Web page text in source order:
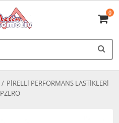
0
PİRELLİ PERFORMANS LASTİKLERİ
PZERO